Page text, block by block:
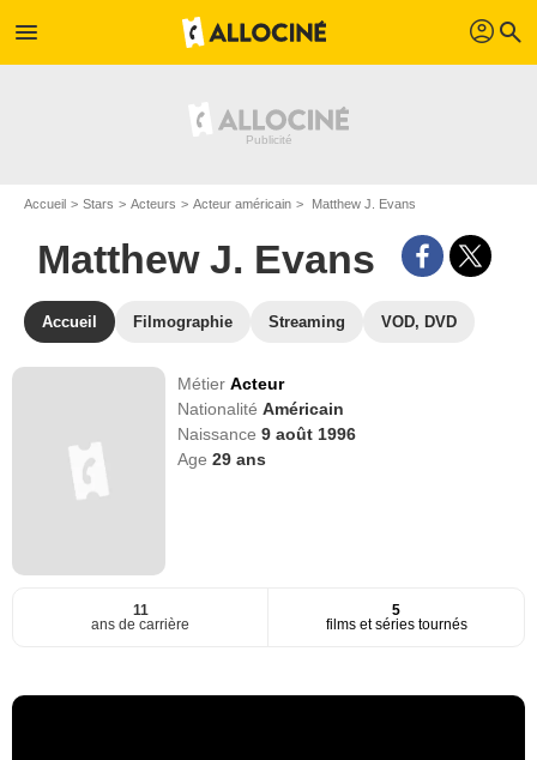
menu profil search
Accueil Stars Acteurs Acteur américain Matthew J. Evans
Matthew J. Evans
Accueil Filmographie Streaming VOD, DVD
MétierActeur
NationalitéAméricain
Naissance9 août 1996
Age29 ans
11
ans de carrière
5
films et séries tournés